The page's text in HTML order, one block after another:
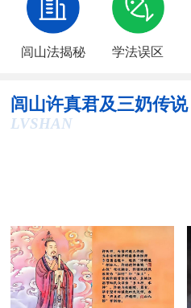
闾山法揭秘 学法误区
闾山许真君及三奶传说
LVSHAN